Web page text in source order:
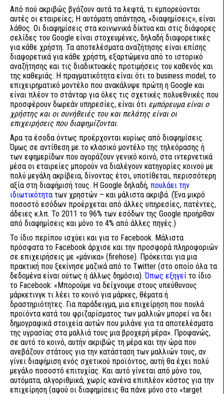
Από πού ακριβώς βγάζουν αυτά τα λεφτά, τι εμπορεύονται
αυτές οι εταιρείες; Η αυτόματη απάντηση, «διαφημίσεις», είναι
λάθος. Οι διαφημίσεις στα κοινωνικά δίκτυα και στις διάφορες
σελίδες του Google είναι στοχευμένες, δηλαδή διαφορετικές
για κάθε χρήστη. Τα αποτελέσματα αναζήτησης είναι επίσης
διαφορετικά για κάθε χρήστη, εξαρτώμενα από το ιστορικό
αναζήτησης και τις διαδικτυακές προτιμήσεις του καθενός και
της καθεμιάς. Η πραγματικότητα είναι ότι το business model, το
επιχειρηματικό μοντέλο που ανακάλυψε πρώτη η Google και
είναι πλέον το στάνταρ για όλες τις σχετικές πολυεθνικές που
προσφέρουν δωρεάν υπηρεσίες, είναι ότι εμπόρευμα είναι ο
χρήστης και οι συνήθειές του και πελάτης είναι οι
επιχειρήσεις που διαφημίζονται.
Άρα τα έσοδα όντως προέρχονται κυρίως από διαφημίσεις.
Όμως σε αντίθεση με το κλασικό μοντέλο της τηλεόρασης ή
των εφημερίδων που αγοράζουν γενικό κοινό, στα ιντερνετικά
μέσα οι εταιρείες μπορούν να διαλέγουν κατηγορίες κοινού με
πολύ μεγάλη ακρίβεια, δίνοντας έτσι, υποτίθεται, περισσότερη
αξία στη διαφήμισή τους. Η Google δηλαδή, πουλάει την
ιδιωτικότητα των χρηστών – και μάλιστα ακριβά. (Ένα μικρό
ποσοστό εσόδων προέρχεται από άλλες υπηρεσίες, πατέντες,
άδειες κ.λπ. Το 2011 το 96% των εσόδων της Google προήρθαν
από διαφημίσεις και μόνο το 4% από άλλες πηγές.)
Το ίδιο περίπου ισχύει και για το Facebook. Μάλιστα
πρόσφατα το Facebook άρχισε και την προσφορά πληροφοριών
σε επιχειρήσεις με «μάνικα» (firehose). Πρόκειται για μια
πρακτική που ξεκίνησε μαζικά από το Twitter (στο οποίο όλα τα
δεδομένα είναι ούτως ή άλλως δημόσια).Όπως εξηγεί το ίδιο
το Facebook: «Μπορούμε να δείχνουμε στους υπεύθυνους
μάρκετινγκ τι λέει το κοινό για μάρκες, θέματα ή
δραστηριότητες. Για παράδειγμα, μια επιχείρηση που πουλά
προϊόντα κατά του φριζαρίσματος των μαλλιών μπορεί να δει
δημογραφικά στοιχεία αυτών που μιλάνε για τα αποτελέσματα
της υγρασίας στα μαλλιά τους μια βροχερή μέρα». Προφανώς,
σε αυτό το κοινό, αυτήν ακριβώς τη μέρα και την ώρα που
ανεβάζουν στάτους για την κατάσταση των μαλλιών τους, αν
γίνει διαφήμιση ενός σχετικού προϊόντος, αυτή θα έχει πολύ
μεγάλο ποσοστό επιτυχίας. Και αυτό γίνεται από μόνο του,
αυτόματα, αλγοριθμικά, χωρίς κανένα επιπλέον κόστος για την
επιχείρηση (αφού οι διαφημίσεις θα πάνε μόνο στο «target